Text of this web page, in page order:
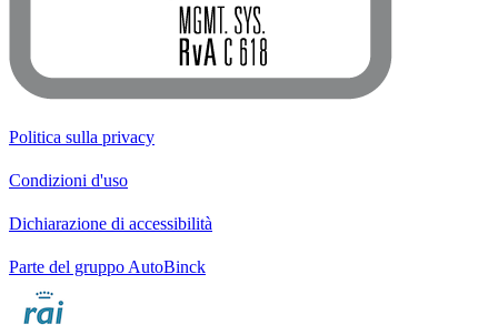
Politica sulla privacy
Condizioni d'uso
Dichiarazione di accessibilità
Parte del gruppo AutoBinck